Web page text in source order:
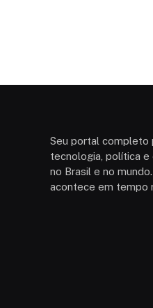
Seu portal completo
tecnologia, política
no Brasil e no
acontece em tempo